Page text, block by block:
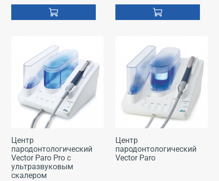
Центр
пародонтологический
Vector Paro Pro с
ультразвуковым
скалером
Центр
пародонтологический
Vector Paro